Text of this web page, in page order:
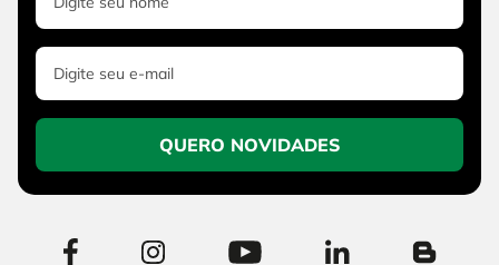
QUERO NOVIDADES